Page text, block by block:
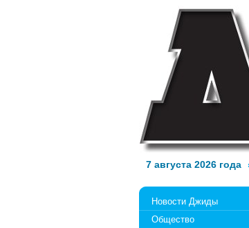
7 августа 2026 года
Новости Джиды
Общество